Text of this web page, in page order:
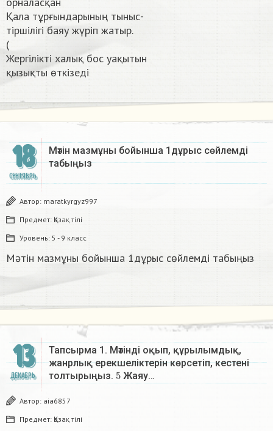
Қала тұрғындарының тыныс-
тіршілігі баяу жүріп жатыр.
(
Жергілікті халық бос уақытын
қызықты өткізеді​
18
СЕНТЯБРЬ
Мәтін мазмұны бойынша 1дұрыс сөйлемді
табыңыз ​
Автор: maratkyrgyz997
Предмет: Қазақ тiлi
Уровень: 5 - 9 класс
Мәтін мазмұны бойынша 1дұрыс сөйлемді табыңыз
13
ДЕКАБРЬ
Тапсырма 1. Мәтінді оқып, құрылымдық,
жанрлық ерекшеліктерін көрсетіп, кестені
толтырыңыз. 5 Жаяу…
Автор: aia6857
Предмет: Қазақ тiлi